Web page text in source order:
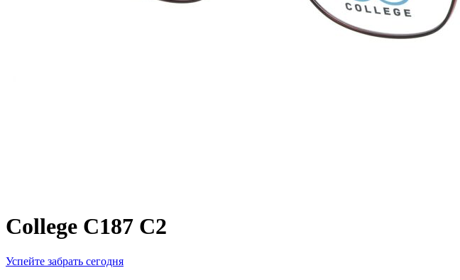
College C187 C2
Успейте забрать сегодня